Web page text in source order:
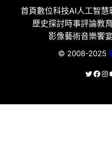
首頁數位科技AI人工智慧
歷史探討時事評論教
影像藝術音樂饗宴
© 2008-2025
X